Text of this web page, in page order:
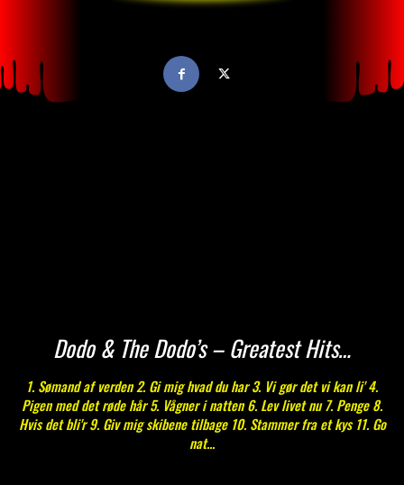
Dodo & The Dodo’s – Greatest Hits…
1. Sømand af verden 2. Gi mig hvad du har 3. Vi gør det vi kan li' 4.
Pigen med det røde hår 5. Vågner i natten 6. Lev livet nu 7. Penge 8.
Hvis det bli'r 9. Giv mig skibene tilbage 10. Stammer fra et kys 11. Go
nat...